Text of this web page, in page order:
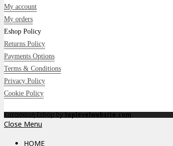
My account
My orders
Eshop Policy
Returns Policy
Payments Options
Terms & Conditions
Privacy Policy
Cookie Policy
Κατασκευή Eshop bytoplevelwebsite.com
Close Menu
HOME